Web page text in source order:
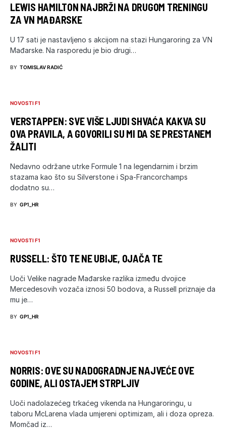
LEWIS HAMILTON NAJBRŽI NA DRUGOM TRENINGU
ZA VN MAĐARSKE
U 17 sati je nastavljeno s akcijom na stazi Hungaroring za VN
Mađarske. Na rasporedu je bio drugi…
BY TOMISLAV RADIĆ
NOVOSTI F1
VERSTAPPEN: SVE VIŠE LJUDI SHVAĆA KAKVA SU
OVA PRAVILA, A GOVORILI SU MI DA SE PRESTANEM
ŽALITI
Nedavno održane utrke Formule 1 na legendarnim i brzim
stazama kao što su Silverstone i Spa-Francorchamps
dodatno su…
BY GP1_HR
NOVOSTI F1
RUSSELL: ŠTO TE NE UBIJE, OJAČA TE
Uoči Velike nagrade Mađarske razlika između dvojice
Mercedesovih vozača iznosi 50 bodova, a Russell priznaje da
mu je…
BY GP1_HR
NOVOSTI F1
NORRIS: OVE SU NADOGRADNJE NAJVEĆE OVE
GODINE, ALI OSTAJEM STRPLJIV
Uoči nadolazećeg trkaćeg vikenda na Hungaroringu, u
taboru McLarena vlada umjereni optimizam, ali i doza opreza.
Momčad iz…